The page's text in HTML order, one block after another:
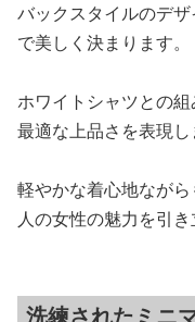
バックスタイルのデ
で美しく決まります。
ホワイトシャツとの
最適な上品さを表現し
軽やかな着心地なが
人の女性の魅力を引き
洗練されたミニ